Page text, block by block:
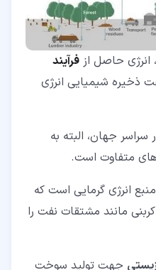
انرژی حاصل از فرآیند
ذخیره شیمیایی انرژی
جهان، البته به
متفاوت است.
انرژی گرمایی است که
مانند مشتقات نفت را
جهت تولید سوخت